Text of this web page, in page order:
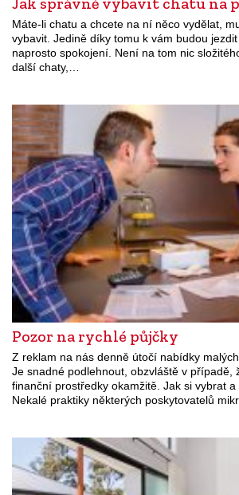
Máte-li chatu a chcete na ní něco vydělat,
vybavit. Jedině díky tomu k vám budou
naprosto spokojení. Není na tom nic
další chaty,…
Pozor na rychlé půjčky
Z reklam na nás denně útočí nabídky
Je snadné podlehnout, obzvláště v případě,
finanční prostředky okamžitě. Jak si vybrat
Nekalé praktiky některých poskytovatelů